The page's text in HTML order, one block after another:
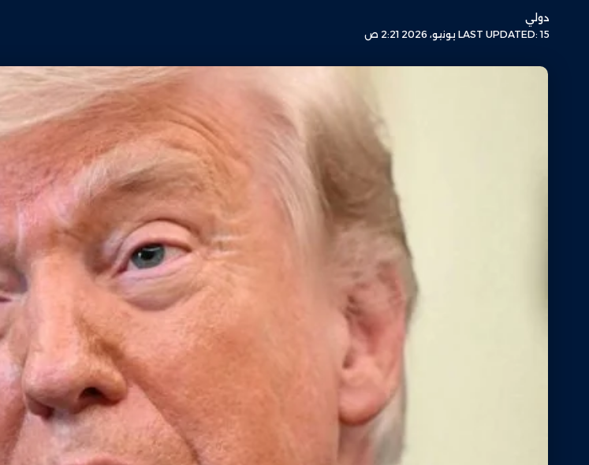
LAST UPDATED: 15 يونيو، 2026 2:21 ص
دولي